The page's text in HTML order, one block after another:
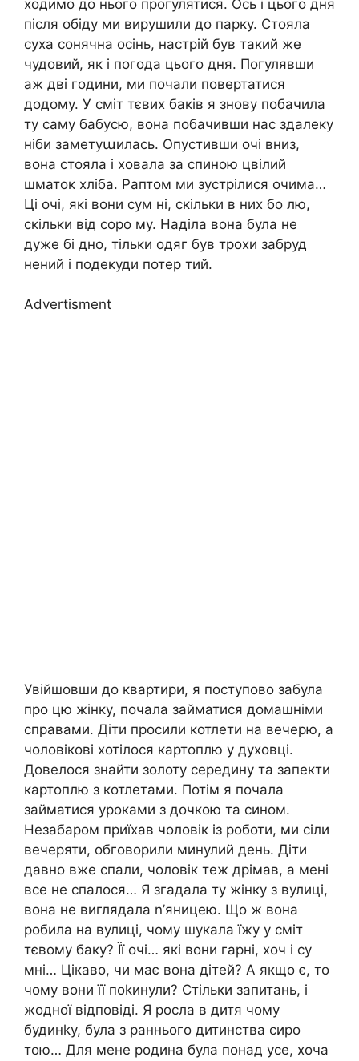
ходимо до нього прогулятися. Ось і цього дня
після обіду ми вирушили до парку. Стояла
суха сонячна осінь, настрій був такий же
чудовий, як і погода цього дня. Погулявши
аж дві години, ми почали повертатися
додому. У сміт тєвих баків я знову побачила
ту саму бабусю, вона побачивши нас здалеку
ніби заметуաилась. Опустивши очі вниз,
вона стояла і ховала за спиною цвілий
шматок хліба. Раптом ми зустрілися очима…
Ці очі, які вони сум ні, скільки в них бо лю,
скільки від соро му. Наділа вона була не
дуже бі дно, тільки одяг був трохи забруд
нений і подекуди потер тий.
Advertisment
Увійшовши до квартири, я поступово забула
про цю жінку, почала займатися домашніми
справами. Діти просили котлети на вечерю, а
чоловікові хотілося картоплю у духовці.
Довелося знайти золоту середину та запекти
картоплю з котлетами. Потім я почала
займатися уроками з дочкою та сином.
Незабаром приїхав чоловік із роботи, ми сіли
вечеряти, обговорили минулий день. Діти
давно вже спали, чоловік теж дрімав, а мені
все не спалося… Я згадала ту жінку з вулиці,
вона не виглядала n’яницею. Що ж вона
робила на вулиці, чому шукала їжу у сміт
тєвому баку? Її очі… які вони гарні, хоч і су
мні… Цікаво, чи має вона дітей? А якщо є, то
чому вони її поkинули? Стільки запитань, і
жодної відповіді. Я росла в дитя чому
будинkу, була з раннього дитинства сиро
тою… Для мене родина була понад усе, хоча